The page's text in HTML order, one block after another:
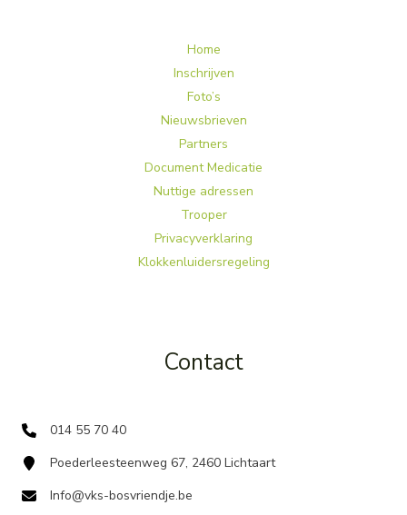
Home
Inschrijven
Foto’s
Nieuwsbrieven
Partners
Document Medicatie
Nuttige adressen
Trooper
Privacyverklaring
Klokkenluidersregeling
Contact
014 55 70 40
Poederleesteenweg 67, 2460 Lichtaart
Info@vks-bosvriendje.be